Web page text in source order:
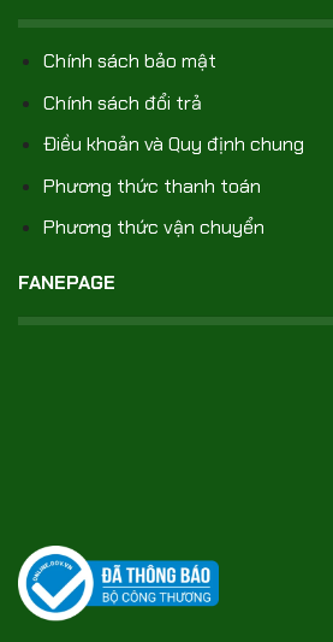
Chính sách bảo mật
Chính sách đổi trả
Điều khoản và Quy định chung
Phương thức thanh toán
Phương thức vận chuyển
FANEPAGE